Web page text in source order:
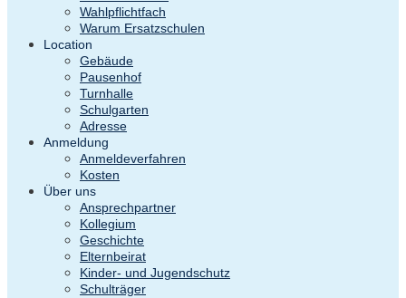
Wahlpflichtfach
Warum Ersatzschulen
Location
Gebäude
Pausenhof
Turnhalle
Schulgarten
Adresse
Anmeldung
Anmeldeverfahren
Kosten
Über uns
Ansprechpartner
Kollegium
Geschichte
Elternbeirat
Kinder- und Jugendschutz
Schulträger